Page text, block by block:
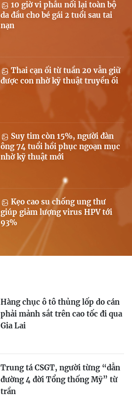
10 giờ vi phẫu nối lại toàn bộ
da đầu cho bé gái 2 tuổi sau tai
nạn
Thai cạn ối từ tuần 20 vẫn giữ
được con nhờ kỹ thuật truyền ối
Suy tim còn 15%, người đàn
ông 74 tuổi hồi phục ngoạn mục
nhờ kỹ thuật mới
Kẹo cao su chống ung thư
giúp giảm lượng virus HPV tới
93%
Hàng chục ô tô thủng lốp do cán
phải mảnh sắt trên cao tốc đi qua
Gia Lai
Trung tá CSGT, người từng “dẫn
đường 4 đời Tổng thống Mỹ” từ
trần